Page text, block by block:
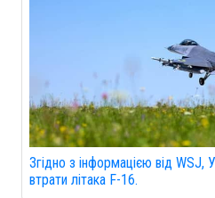
Згідно з інформацією від WSJ,
втрати літака F-16.